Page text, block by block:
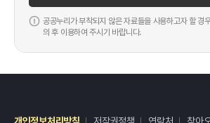
공공누리가 부착되지 않은 자료들을 사용하고자 할 경
의 후 이용하여 주시기 바랍니다.